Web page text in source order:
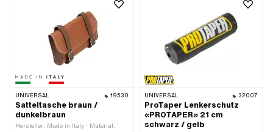
UNIVERSAL 19530
Satteltasche braun /
dunkelbraun
Hersteller: Made in Italy · Material:
UNIVERSAL 32007
ProTaper Lenkerschutz
«PROTAPER» 21 cm
schwarz / gelb